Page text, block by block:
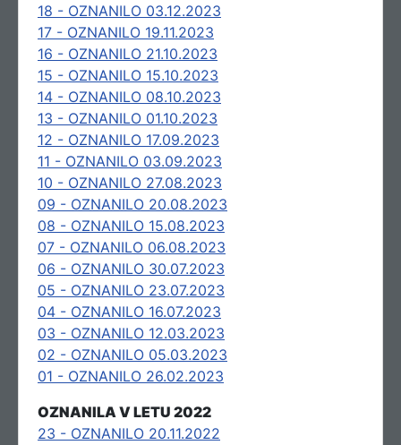
18 - OZNANILO 03.12.2023
17 - OZNANILO 19.11.2023
16 - OZNANILO 21.10.2023
15 - OZNANILO 15.10.2023
14 - OZNANILO 08.10.2023
13 - OZNANILO 01.10.2023
12 - OZNANILO 17.09.2023
11 - OZNANILO 03.09.2023
10 - OZNANILO 27.08.2023
09 - OZNANILO 20.08.2023
08 - OZNANILO 15.08.2023
07 - OZNANILO 06.08.2023
06 - OZNANILO 30.07.2023
05 - OZNANILO 23.07.2023
04 - OZNANILO 16.07.2023
03 - OZNANILO 12.03.2023
02 - OZNANILO 05.03.2023
01 - OZNANILO 26.02.2023
OZNANILA V LETU 2022
23 - OZNANILO 20.11.2022